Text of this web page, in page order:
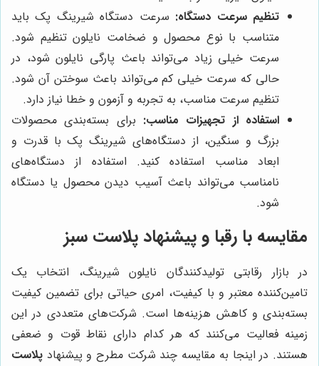
تنظیم سرعت دستگاه: سرعت دستگاه شیرینگ پک باید
متناسب با نوع محصول و ضخامت نایلون تنظیم شود.
سرعت خیلی زیاد می‌تواند باعث پارگی نایلون شود، در
حالی که سرعت خیلی کم می‌تواند باعث سوختن آن شود.
تنظیم سرعت مناسب، به تجربه و آزمون و خطا نیاز دارد.
استفاده از تجهیزات مناسب: برای بسته‌بندی محصولات
بزرگ و سنگین، از دستگاه‌های شیرینگ پک با قدرت و
ابعاد مناسب استفاده کنید. استفاده از دستگاه‌های
نامناسب می‌تواند باعث آسیب دیدن محصول یا دستگاه
شود.
مقایسه با رقبا و پیشنهاد پلاست سبز
در بازار رقابتی تولیدکنندگان نایلون شیرینگ، انتخاب یک
تامین‌کننده معتبر و با کیفیت، امری حیاتی برای تضمین کیفیت
بسته‌بندی و کاهش هزینه‌ها است. شرکت‌های متعددی در این
زمینه فعالیت می‌کنند که هر کدام دارای نقاط قوت و ضعفی
هستند. در اینجا به مقایسه چند شرکت مطرح و پیشنهاد پلاست